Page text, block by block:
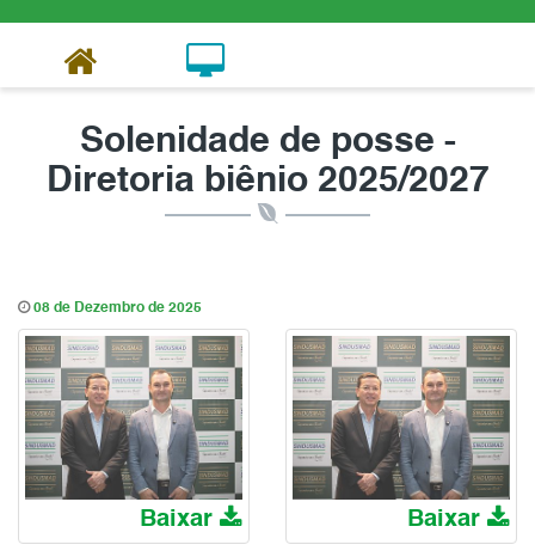
Solenidade de posse -
Diretoria biênio 2025/2027
08 de Dezembro de 2025
Baixar Baixar